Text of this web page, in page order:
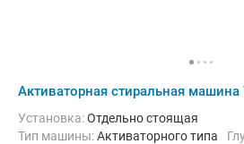
Активаторная стиральная машина
Установка:Отдельно стоящая
Тип машины:Активаторного типа